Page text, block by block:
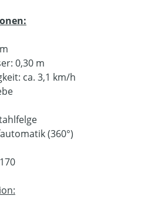
0,30 m
ca. 3,1 km/h
(360°)